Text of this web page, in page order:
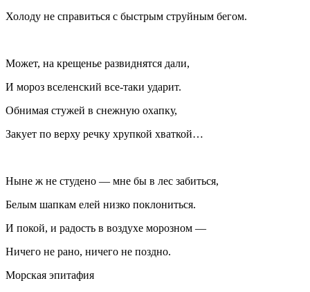
Холоду не справиться с быстрым струйным бегом.
Может, на крещенье развиднятся дали,
И мороз вселенский все-таки ударит.
Обнимая стужей в снежную охапку,
Закует по верху речку хрупкой хваткой…
Ныне ж не студено — мне бы в лес забиться,
Белым шапкам елей низко поклониться.
И покой, и радость в воздухе морозном —
Ничего не рано, ничего не поздно.
Морская эпитафия